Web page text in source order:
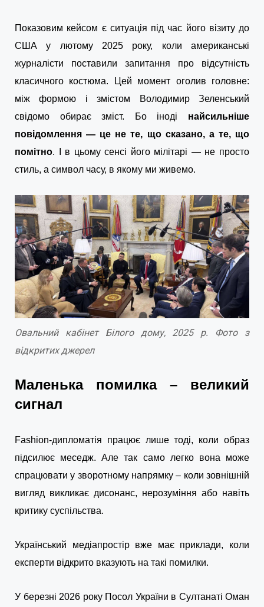
Показовим кейсом є ситуація під час його візиту до
США у лютому 2025 року, коли американські
журналісти поставили запитання про відсутність
класичного костюма. Цей момент оголив головне:
між формою і змістом Володимир Зеленський
свідомо обирає зміст. Бо іноді найсильніше
повідомлення — це не те, що сказано, а те, що
помітно. І в цьому сенсі його мілітарі — не просто
стиль, а символ часу, в якому ми живемо.
Овальний кабінет Білого дому, 2025 р. Фото з
відкритих джерел
Маленька помилка – великий
сигнал
Fashion-дипломатія працює лише тоді, коли образ
підсилює меседж. Але так само легко вона може
спрацювати у зворотному напрямку – коли зовнішній
вигляд викликає дисонанс, нерозуміння або навіть
критику суспільства.
Український медіапростір вже має приклади, коли
експерти відкрито вказують на такі помилки.
У березні 2026 року Посол України в Султанаті Оман